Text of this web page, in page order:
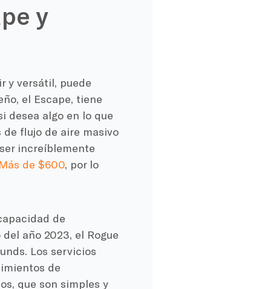
y
y versátil, puede
el Escape, tiene
desea algo en lo que
flujo de aire masivo
increíblemente
Más de $600, por lo
de
año 2023, el Rogue
Los servicios
de
que son simples y